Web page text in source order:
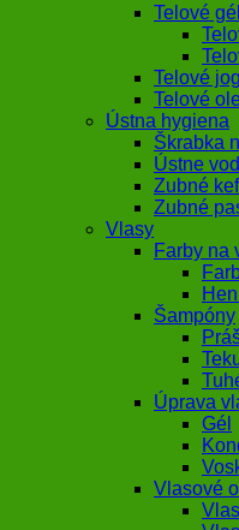
Telové
Telové
Telové
Ústna hygiena
Škrabka
Ústne
Zubné
Zubné
Vlasy
Farby na
Šampóny
Úprava
Gél
Vlasové